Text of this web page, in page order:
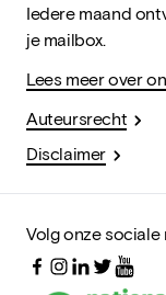
Iedere maand
je mailbox.
Lees meer over
Auteursrecht
Disclaimer
Volg onze sociale